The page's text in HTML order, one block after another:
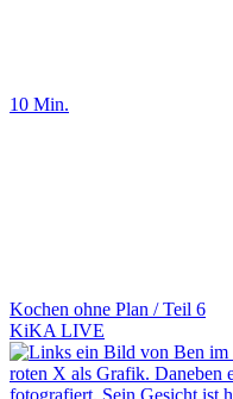
10 Min.
Kochen ohne Plan / Teil 6
KiKA LIVE